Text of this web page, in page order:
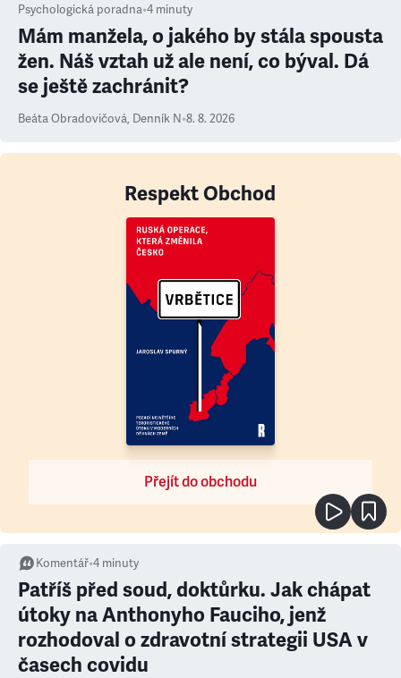
Psychologická poradna•4 minuty
Mám manžela, o jakého by stála spousta
žen. Náš vztah už ale není, co býval. Dá
se ještě zachránit?
Beáta Obradovičová, Denník N•8. 8. 2026
Respekt Obchod
Přejít do obchodu
Komentář•4 minuty
Patříš před soud, doktůrku. Jak chápat
útoky na Anthonyho Fauciho, jenž
rozhodoval o zdravotní strategii USA v
časech covidu